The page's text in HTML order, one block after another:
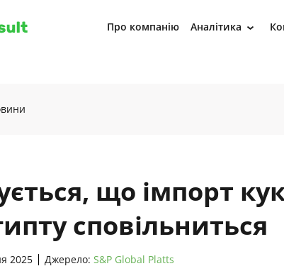
Про компанію Аналітика ›
що імпорт
сповільниться
2025 Джерело: S&P Global Platts